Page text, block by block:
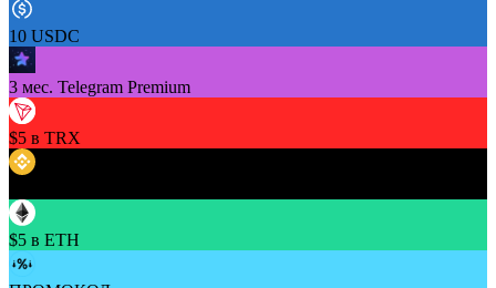
10 USDC
3 мес. Telegram Premium
$5 в TRX
$5 в ETH